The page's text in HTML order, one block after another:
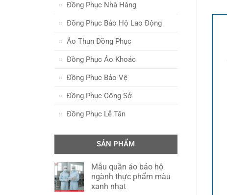
Đồng Phục Nhà Hàng
Đồng Phục Bảo Hộ Lao Động
Áo Thun Đồng Phục
Đồng Phục Áo Khoác
Đồng Phục Bảo Vệ
Đồng Phục Công Sở
Đồng Phục Lễ Tân
SẢN PHẨM
Mẫu quần áo bảo hộ
ngành thực phẩm màu
xanh nhạt